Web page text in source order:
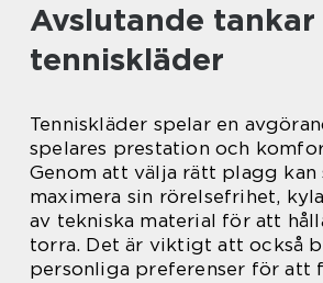
Avslutande tankar
tenniskläder
Tenniskläder spelar en
spelares prestation och
Genom att välja rätt plagg kan
maximera sin rörelsefrihet,
av tekniska material för att
torra. Det är viktigt att också
personliga preferenser för att